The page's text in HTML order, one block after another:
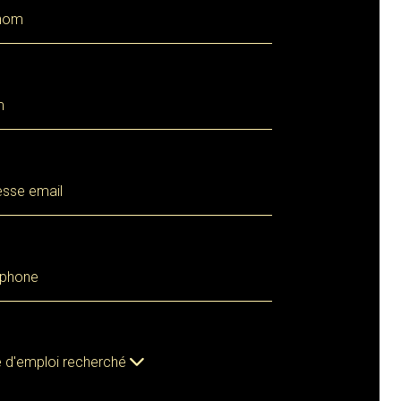
d'emploi recherché